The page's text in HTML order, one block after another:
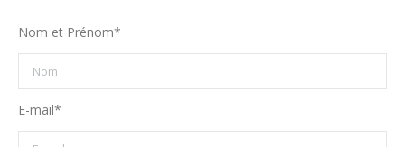
Nom et Prénom*
E-mail*